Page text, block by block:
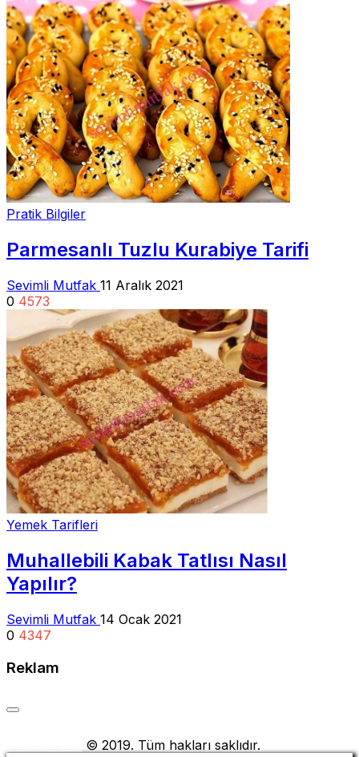
Pratik Bilgiler
Parmesanlı Tuzlu Kurabiye Tarifi
Sevimli Mutfak 11 Aralık 2021
0 4573
Yemek Tarifleri
Muhallebili Kabak Tatlısı Nasıl
Yapılır?
Sevimli Mutfak 14 Ocak 2021
0 4347
Reklam
© 2019. Tüm hakları saklıdır.